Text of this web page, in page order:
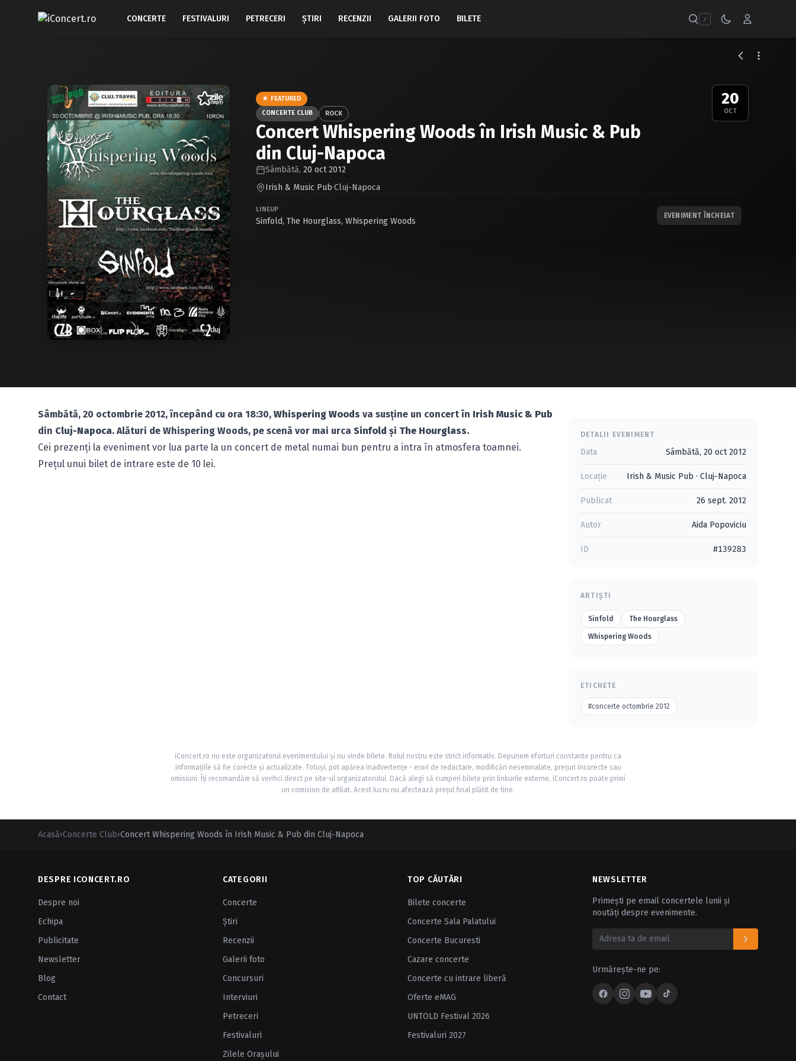
CONCERTE FESTIVALURI PETRECERI ŞTIRI RECENZII GALERII FOTO BILETE /
20
OCT
★ FEATURED
CONCERTE CLUB
ROCK
Concert Whispering Woods în Irish Music & Pub
din Cluj-Napoca
Sâmbătă, 20 oct 2012
Irish & Music Pub·Cluj-Napoca
LINEUP
Sinfold, The Hourglass, Whispering Woods
EVENIMENT ÎNCHEIAT
Sâmbătă, 20 octombrie 2012, începând cu ora 18:30, Whispering Woods va susţine un concert în Irish Music & Pub
din Cluj-Napoca. Alături de Whispering Woods, pe scenă vor mai urca Sinfold şi The Hourglass.
Cei prezenţi la eveniment vor lua parte la un concert de metal numai bun pentru a intra în atmosfera toamnei.
Preţul unui bilet de intrare este de 10 lei.
DETALII EVENIMENT
Data Sâmbătă, 20 oct 2012
Locație Irish & Music Pub · Cluj-Napoca
Publicat 26 sept. 2012
Autor Aida Popoviciu
ID #139283
ARTIȘTI
Sinfold The Hourglass
Whispering Woods
ETICHETE
#concerte octombrie 2012
iConcert.ro nu este organizatorul evenimentului și nu vinde bilete. Rolul nostru este strict informativ. Depunem eforturi constante pentru ca
informațiile să fie corecte și actualizate. Totuși, pot apărea inadvertențe - erori de redactare, modificări nesemnalate, prețuri incorecte sau
omisiuni. Îți recomandăm să verifici direct pe site-ul organizatorului. Dacă alegi să cumperi bilete prin linkurile externe, iConcert.ro poate primi
un comision de afiliat. Acest lucru nu afectează prețul final plătit de tine.
Acasă›Concerte Club›Concert Whispering Woods în Irish Music & Pub din Cluj-Napoca
DESPRE ICONCERT.RO
Despre noi
Echipa
Publicitate
Newsletter
Blog
Contact
CATEGORII
Concerte
Ştiri
Recenzii
Galerii foto
Concursuri
Interviuri
Petreceri
Festivaluri
Zilele Oraşului
TOP CĂUTĂRI
Bilete concerte
Concerte Sala Palatului
Concerte Bucuresti
Cazare concerte
Concerte cu intrare liberă
Oferte eMAG
UNTOLD Festival 2026
Festivaluri 2027
NEWSLETTER
Primești pe email concertele lunii și
noutăți despre evenimente.
Urmărește-ne pe: